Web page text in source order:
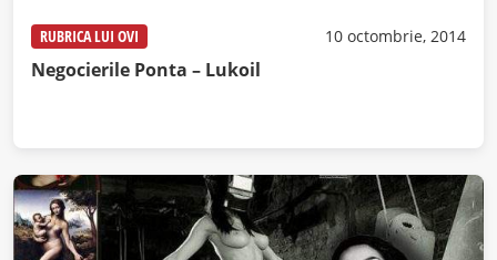
RUBRICA LUI OVI 10 octombrie, 2014
Negocierile Ponta – Lukoil